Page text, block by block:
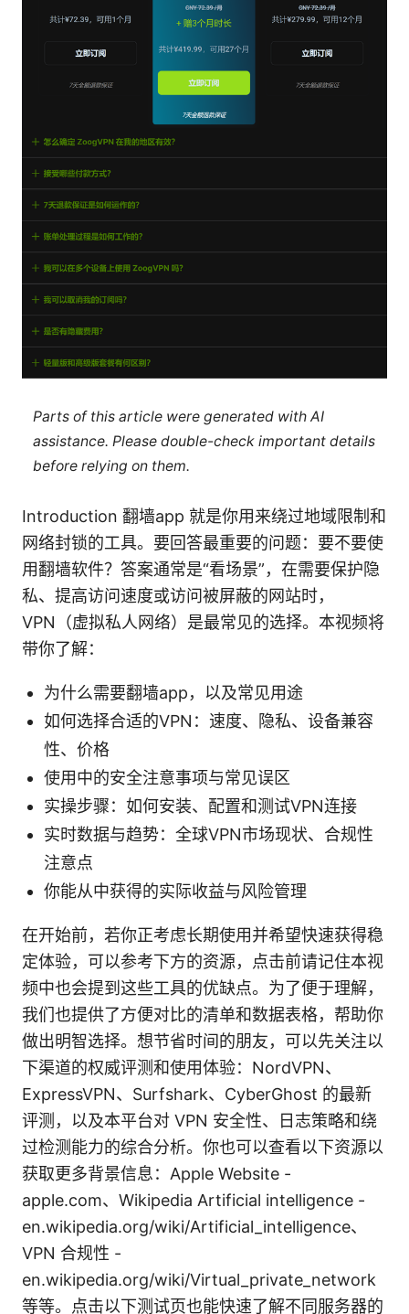
Parts of this article were generated with AI
assistance. Please double-check important details
before relying on them.
Introduction 翻墙app 就是你用来绕过地域限制和
网络封锁的工具。要回答最重要的问题：要不要使
用翻墙软件？答案通常是“看场景”，在需要保护隐
私、提高访问速度或访问被屏蔽的网站时，
VPN（虚拟私人网络）是最常见的选择。本视频将
带你了解：
为什么需要翻墙app，以及常见用途
如何选择合适的VPN：速度、隐私、设备兼容
性、价格
使用中的安全注意事项与常见误区
实操步骤：如何安装、配置和测试VPN连接
实时数据与趋势：全球VPN市场现状、合规性
注意点
你能从中获得的实际收益与风险管理
在开始前，若你正考虑长期使用并希望快速获得稳
定体验，可以参考下方的资源，点击前请记住本视
频中也会提到这些工具的优缺点。为了便于理解，
我们也提供了方便对比的清单和数据表格，帮助你
做出明智选择。想节省时间的朋友，可以先关注以
下渠道的权威评测和使用体验：NordVPN、
ExpressVPN、Surfshark、CyberGhost 的最新
评测，以及本平台对 VPN 安全性、日志策略和绕
过检测能力的综合分析。你也可以查看以下资源以
获取更多背景信息：Apple Website -
apple.com、Wikipedia Artificial intelligence -
en.wikipedia.org/wiki/Artificial_intelligence、
VPN 合规性 -
en.wikipedia.org/wiki/Virtual_private_network
等等。点击以下测试页也能快速了解不同服务器的